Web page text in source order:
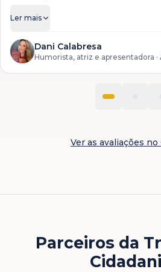
os serviços para descendentes de
do processo lá na Itália."
Ler mais
Dani Calabresa
Humorista, atriz e apresentadora
Ver as avaliações no
Parceiros da